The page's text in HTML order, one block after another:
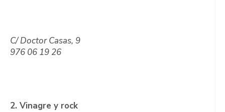
C/ Doctor Casas, 9
976 06 19 26
2. Vinagre y rock